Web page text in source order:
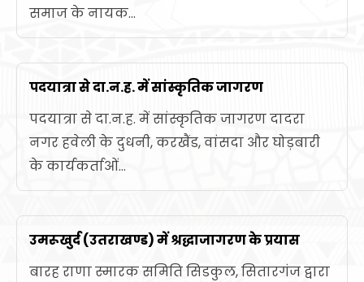
समाज के नायक...
पदयात्रा से दा.न.ह. में सांस्कृतिक जागरण
पदयात्रा से दा.न.ह. में सांस्कृतिक जागरण दादरा
नगर हवेली के दुधनी, करखैंड, वांसदा और घोड़बारी
के कार्यकर्ताओं...
उमरूखुर्द (उतराखण्ड) में श्रद्धाजागरण के प्रयास
बारह राणा स्मारक समिति सिडकुल, सितारगंज द्वारा